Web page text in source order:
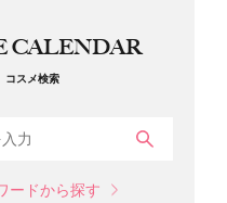
CALENDAR
コスメ検索
ードから探す